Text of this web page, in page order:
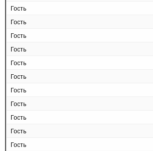
Гость
Гость
Гость
Гость
Гость
Гость
Гость
Гость
Гость
Гость
Гость